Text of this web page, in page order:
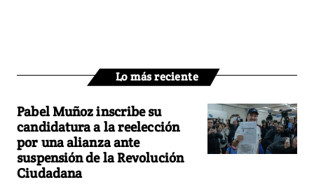
Lo más reciente
Pabel Muñoz inscribe su
candidatura a la reelección
por una alianza ante
suspensión de la Revolución
Ciudadana